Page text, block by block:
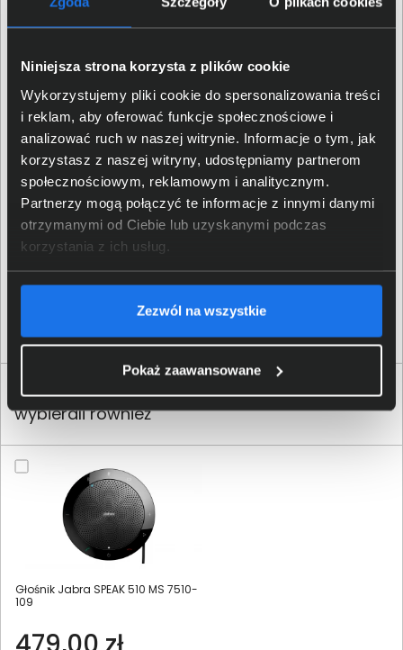
Niniejsza strona korzysta z plików cookie
Wykorzystujemy pliki cookie do spersonalizowania treści
i reklam, aby oferować funkcje społecznościowe i
analizować ruch w naszej witrynie. Informacje o tym, jak
korzystasz z naszej witryny, udostępniamy partnerom
społecznościowym, reklamowym i analitycznym.
Partnerzy mogą połączyć te informacje z innymi danymi
otrzymanymi od Ciebie lub uzyskanymi podczas
korzystania z ich usług.
Zezwól na wszystkie
Pokaż zaawansowane
Dokumentacja
EAN / GTIN-13 5099206045200
Szczegóły dotyczące zgodności produktu z
przepisami
Dane producenta
Logitech Europe S.A.; EPFL -
Quartier de l’Innovation, CH
- 1015 Lausanne, Switzerland
Osoba odpowiedzialna za
Catharijnesingel 47, 3511GC
https://support.
Klienci, którzy kupili ten produkt często
wybierali również
Głośnik Jabra SPEAK 510 MS 7510-
109